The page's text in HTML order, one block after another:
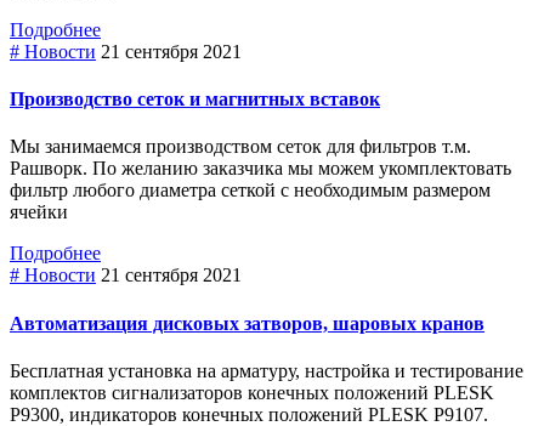
Подробнее
# Новости 21 сентября 2021
Производство сеток и магнитных вставок
Мы занимаемся производством сеток для фильтров т.м.
Рашворк. По желанию заказчика мы можем укомплектовать
фильтр любого диаметра сеткой с необходимым размером
ячейки
Подробнее
# Новости 21 сентября 2021
Автоматизация дисковых затворов, шаровых кранов
Бесплатная установка на арматуру, настройка и тестирование
комплектов сигнализаторов конечных положений PLESK
P9300, индикаторов конечных положений PLESK P9107.